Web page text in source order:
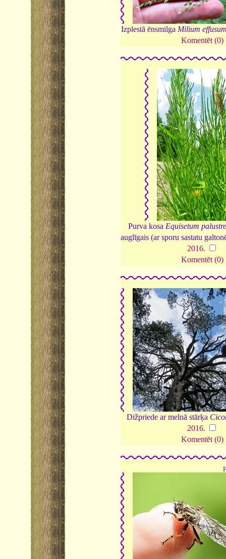
Izplestā ēnsmilga Milium
Komentēt (0)
Purva kosa Equisetum palustre
auglīgais (ar sporu sastatu
2016.
Komentēt (0)
Dižpriede ar melnā stārķa
2016.
Komentēt (0)